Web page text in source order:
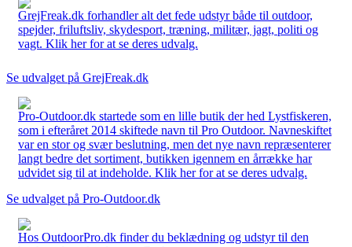
GrejFreak.dk forhandler alt det fede udstyr både til outdoor,
spejder, friluftsliv, skydesport, træning, militær, jagt, politi og
vagt. Klik her for at se deres udvalg.
Se udvalget på GrejFreak.dk
Pro-Outdoor.dk startede som en lille butik der hed Lystfiskeren,
som i efteråret 2014 skiftede navn til Pro Outdoor. Navneskiftet
var en stor og svær beslutning, men det nye navn repræsenterer
langt bedre det sortiment, butikken igennem en årrække har
udvidet sig til at indeholde. Klik her for at se deres udvalg.
Se udvalget på Pro-Outdoor.dk
Hos OutdoorPro.dk finder du beklædning og udstyr til den